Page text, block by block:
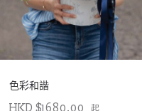
色彩和諧